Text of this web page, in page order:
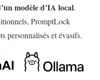
modèle d’IA local.
PromptLock
personnalisés et évasifs.